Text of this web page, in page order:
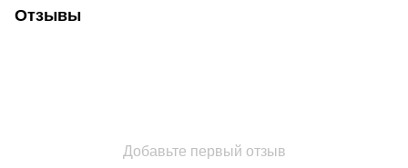
Отзывы
Добавьте первый отзыв